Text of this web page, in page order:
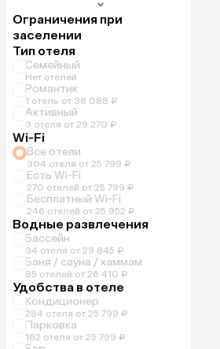
Ограничения при
заселении
Тип отеля
Семейный
Нет отелей
Романтик
1 отель от 38 088 ₽
Активный
3 отеля от 29 270 ₽
Wi-Fi
Все отели
304 отеля от 25 799 ₽
Есть Wi-Fi
270 отелей от 25 799 ₽
Бесплатный Wi-Fi
246 отелей от 25 952 ₽
Водные развлечения
Бассейн
34 отеля от 29 845 ₽
Баня / сауна / хаммам
85 отелей от 26 410 ₽
Удобства в отеле
Кондиционер
284 отеля от 25 799 ₽
Парковка
162 отеля от 25 799 ₽